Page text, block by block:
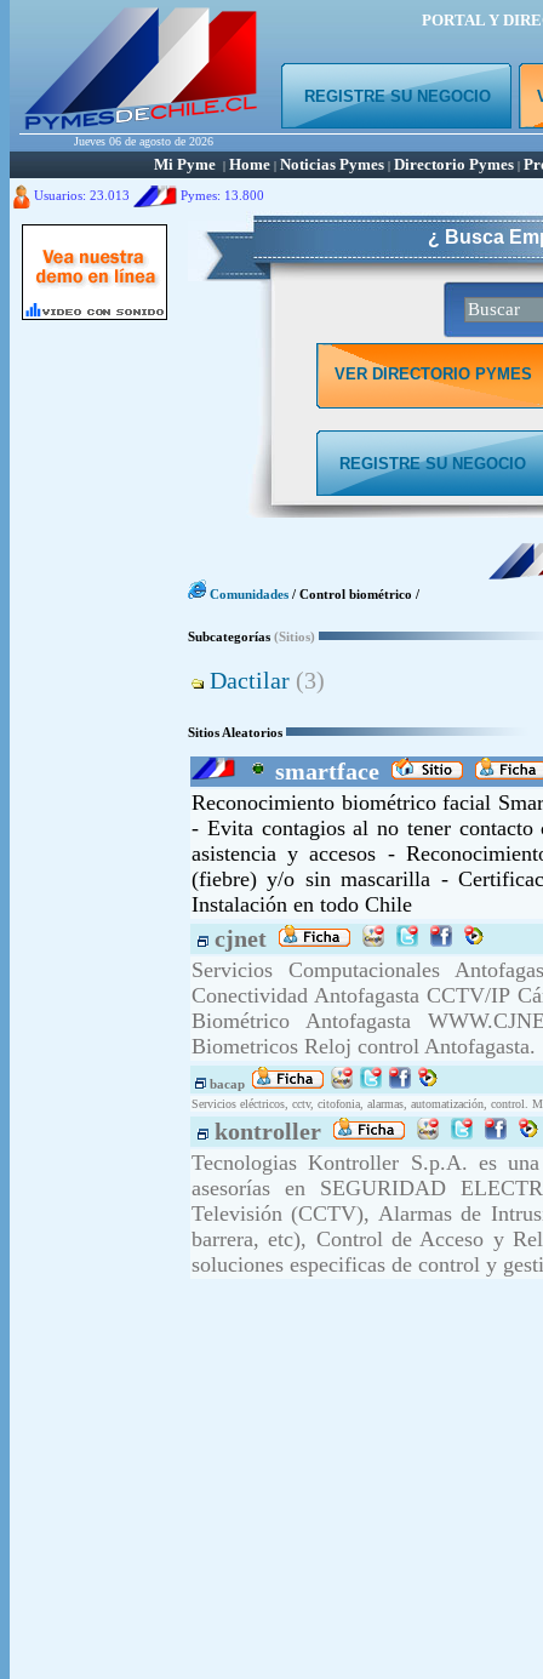
PORTAL Y
REGISTRE SU NEGOCIO
Jueves 06 de agosto de 2026
Mi Pyme | Home | Noticias Pymes | Directorio Pymes |
Usuarios: 23.013 Pymes: 13.800
¿ Busca
VER DIRECTORIO PYMES
REGISTRE SU NEGOCIO
Comunidades / Control biométrico /
Subcategorías (Sitios)
Dactilar (3)
Sitios Aleatorios
smartface
Reconocimiento biométrico facial
- Evita contagios al no tener
asistencia y accesos -
(fiebre) y/o sin mascarilla -
Instalación en todo Chile
cjnet
Servicios Computacionales
Conectividad Antofagasta CCTV/IP
Biométrico Antofagasta
Biometricos Reloj control Antofagasta.
bacap
Servicios eléctricos, cctv, citofonia, alarmas, automatización, control.
kontroller
Tecnologias Kontroller S.p.A. es
asesorías en SEGURIDAD
Televisión (CCTV), Alarmas de
barrera, etc), Control de Acceso y
soluciones especificas de control y